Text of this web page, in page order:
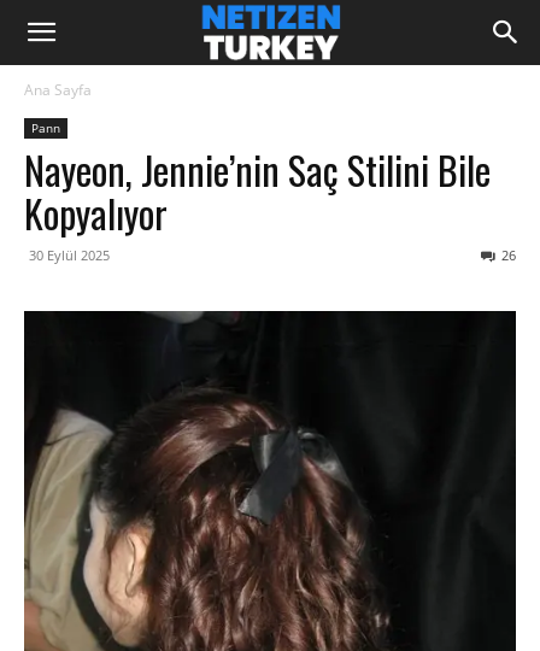
Ana Sayfa
Pann
Nayeon, Jennie’nin Saç Stilini Bile
Kopyalıyor
30 Eylül 2025 26